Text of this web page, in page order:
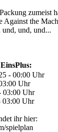
zumeist
Against the
und, und...
- 00:00 Uhr
Uhr
03:00 Uhr
03:00 Uhr
ihr hier:
spielplan